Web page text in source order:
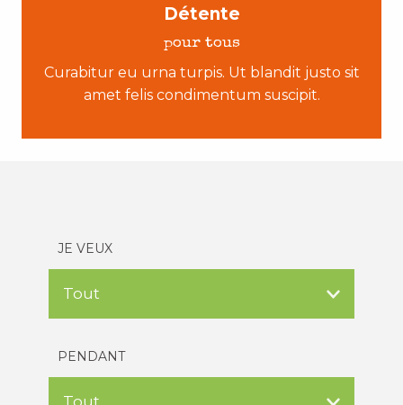
Détente
pour tous
Curabitur eu urna turpis. Ut blandit justo sit
amet felis condimentum suscipit.
JE VEUX
PENDANT